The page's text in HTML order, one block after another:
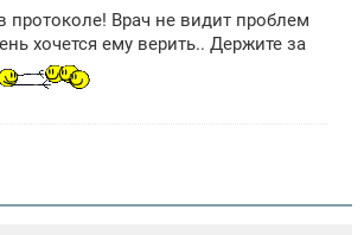
протоколе! Врач не видит проблем
хочется ему верить.. Держите за